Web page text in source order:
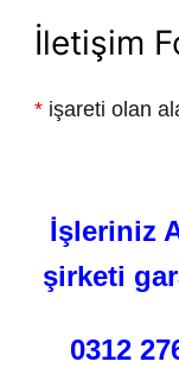
İletişim
* işareti olan
İşleriniz
şirketi
0312